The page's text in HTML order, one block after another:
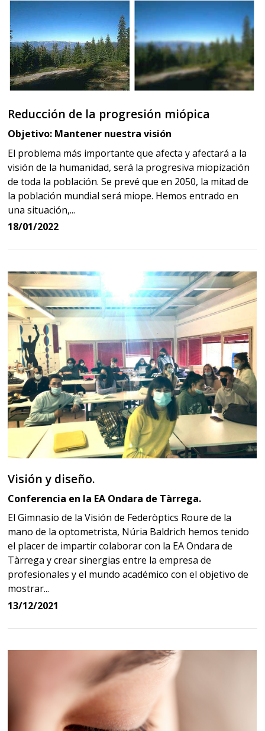
Reducción de la progresión miópica
Objetivo: Mantener nuestra visión
El problema más importante que afecta y afectará a la
visión de la humanidad, será la progresiva miopización
de toda la población. Se prevé que en 2050, la mitad de
la población mundial será miope. Hemos entrado en
una situación,...
18/01/2022
Visión y diseño.
Conferencia en la EA Ondara de Tàrrega.
El Gimnasio de la Visión de Federòptics Roure de la
mano de la optometrista, Núria Baldrich hemos tenido
el placer de impartir colaborar con la EA Ondara de
Tàrrega y crear sinergias entre la empresa de
profesionales y el mundo académico con el objetivo de
mostrar...
13/12/2021